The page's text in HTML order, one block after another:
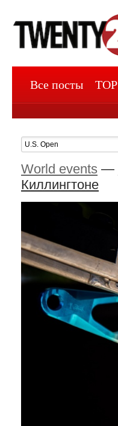
Все посты TOP
World events —
Киллингтоне